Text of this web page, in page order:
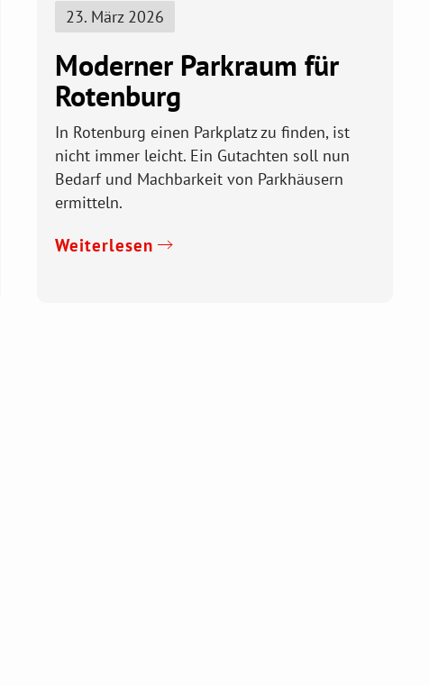
23. März 2026
Moderner Parkraum für
Rotenburg
In Rotenburg einen Parkplatz zu finden, ist
nicht immer leicht. Ein Gutachten soll nun
Bedarf und Machbarkeit von Parkhäusern
ermitteln.
Weiterlesen